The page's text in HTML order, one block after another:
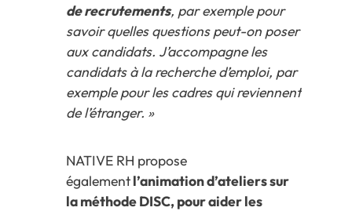
de recrutements, par exemple pour
savoir quelles questionspeut-on poser
aux candidats. J’accompagne les
candidats à la recherche d’emploi, par
exemplepour les cadres qui reviennent
de l’étranger. »
NATIVE RH propose
égalementl’animation d’ateliers sur
la méthode DISC, pour aider les